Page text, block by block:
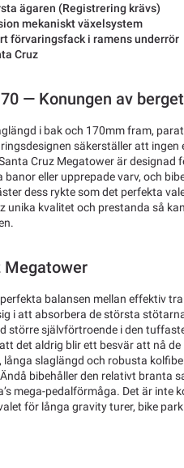
ägaren (Registrering krävs)
mekaniskt växelsystem
förvaringsfack i ramens underrör
Cruz
— Konungen av berget
i bak och 170mm fram,
säkerställer att ingen
Cruz Megatower är designad
eller upprepade varv, och
dess rykte som det perfekta
unika kvalitet och prestanda så
Megatower
balansen mellan effektiv
i att absorbera de största
större självförtroende i den
det aldrig blir ett besvär att nå
slaglängd och robusta
bibehåller den relativt branta
mega-pedalförmåga. Det är inte
för långa gravity turer, bike